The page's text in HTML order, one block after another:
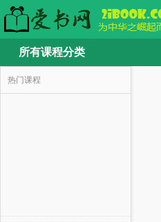
所有课程分类
热门课程